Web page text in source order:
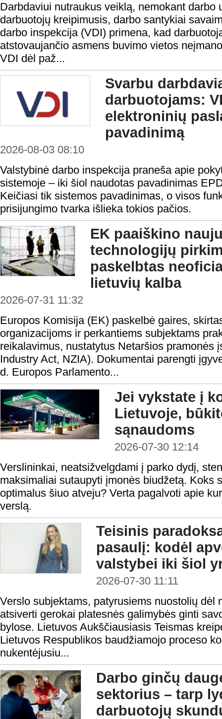
Darbdaviui nutraukus veiklą, nemokant darbo
darbuotojų kreipimusis, darbo santykiai
darbo inspekcija (VDI) primena, kad
atstovaujančio asmens buvimo vietos
VDI dėl paž...
Svarbu
darbuotojams:
elektroninių
pavadinimą
2026-08-03 08:10
Valstybinė darbo inspekcija praneša apie
sistemoje – iki šiol naudotas pavadinimas
Keičiasi tik sistemos pavadinimas, o visos
prisijungimo tvarka išlieka tokios pačios.
EK paaiškino
technologijų
paskelbtas
lietuvių kalba
2026-07-31 11:32
Europos Komisija (EK) paskelbė gaires,
organizacijoms ir perkantiems subjektams
reikalavimus, nustatytus Netaršios pramonės
Industry Act, NZIA). Dokumentai parengti
d. Europos Parlamento...
Jei vykstate į
Lietuvoje,
sąnaudoms
2026-07-30 12:14
Verslininkai, neatsižvelgdami į parko dydį,
maksimaliai sutaupyti įmonės biudžetą. Koks
optimalus šiuo atveju? Verta pagalvoti apie
verslą.
Teisinis
pasaulį: kodėl
valstybei iki šiol
2026-07-30 11:11
Verslo subjektams, patyrusiems nuostolių dėl
atsiverti gerokai platesnės galimybės ginti
bylose. Lietuvos Aukščiausiasis Teismas
Lietuvos Respublikos baudžiamojo proceso
nukentėjusiu...
Darbo ginčų
sektorius – tarp
darbuotojų